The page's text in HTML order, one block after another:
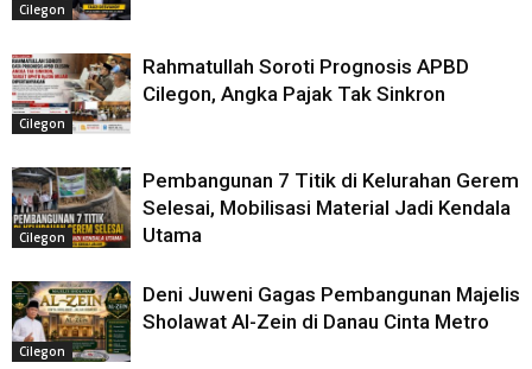
Cilegon
Cilegon
Rahmatullah Soroti Prognosis APBD
Cilegon, Angka Pajak Tak Sinkron
Cilegon
Pembangunan 7 Titik di Kelurahan Gerem
Selesai, Mobilisasi Material Jadi Kendala
Utama
Cilegon
Deni Juweni Gagas Pembangunan Majelis
Sholawat Al-Zein di Danau Cinta Metro